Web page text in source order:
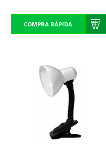
COMPRA RÁPIDA